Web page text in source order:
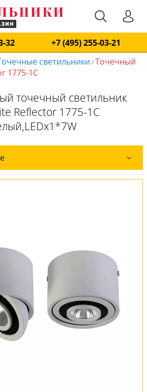
32
+7 (495) 255-03-21
светильники /Точечный
1775-1C
точечный светильник
Reflector 1775-1C